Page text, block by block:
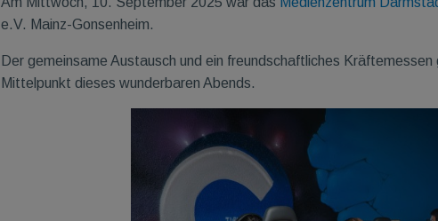
e.V. Mainz-Gonsenheim.
Der gemeinsame Austausch und ein freundschaftliches Kräftemessen
Mittelpunkt dieses wunderbaren Abends.